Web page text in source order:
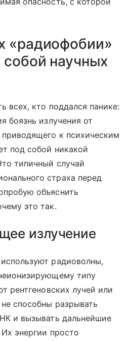
«радиофобии»
научных
всех, кто поддался панике:
боязнь излучения от
к психическим
под собой никакой
типичный случай
страха перед
объяснить
это так.
излучение
радиоволны,
типу
рентгеновских лучей или
способны разрывать
и вызывать дальнейшие
энергии просто